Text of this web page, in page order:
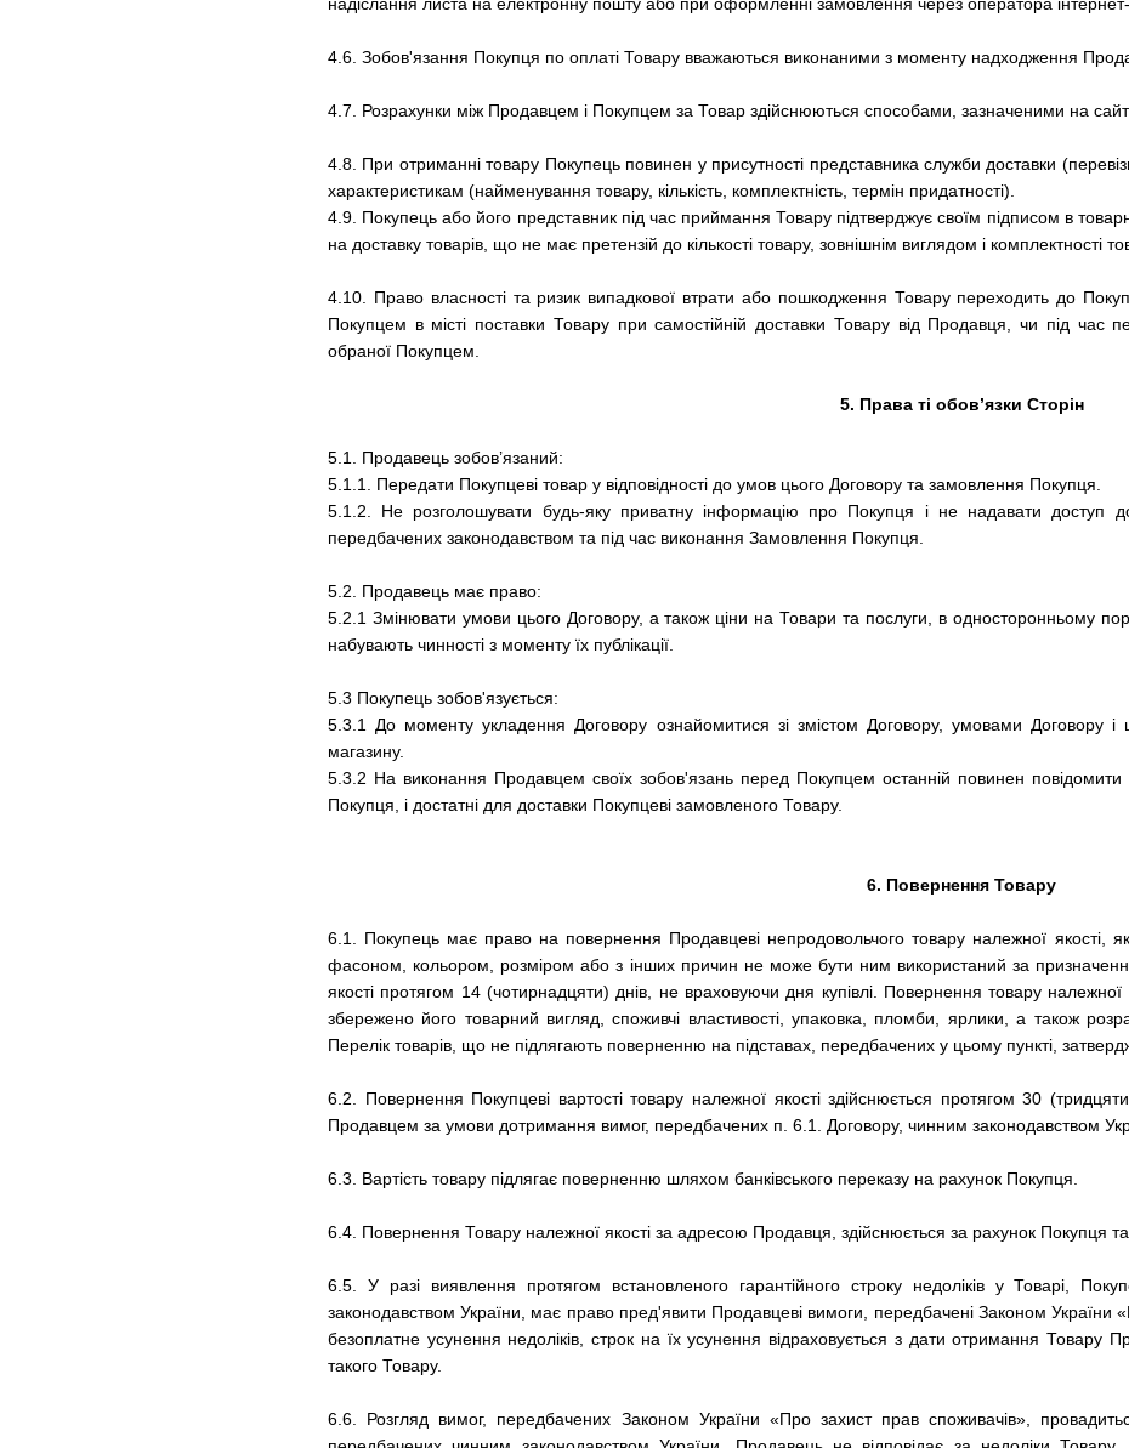
4.6. Зобов'язання Покупця по оплаті Товару вважаються виконаними з моменту надходження
4.7. Розрахунки між Продавцем і Покупцем за Товар здійснюються способами, зазначеними на
4.8. При отриманні товару Покупець повинен у присутності представника служби доставки
характеристикам (найменування товару, кількість, комплектність, термін придатності).
4.9. Покупець або його представник під час приймання Товару підтверджує своїм підписом в
на доставку товарів, що не має претензій до кількості товару, зовнішнім виглядом і комплектності
4.10. Право власності та ризик випадкової втрати або пошкодження Товару переходить до
Покупцем в місті поставки Товару при самостійній доставки Товару від Продавця, чи під час
обраної Покупцем.
5. Права ті обов’язки Сторін
5.1. Продавець зобов’язаний:
5.1.1. Передати Покупцеві товар у відповідності до умов цього Договору та замовлення Покупця.
5.1.2. Не розголошувати будь-яку приватну інформацію про Покупця і не надавати доступ до
передбачених законодавством та під час виконання Замовлення Покупця.
5.2. Продавець має право:
5.2.1 Змінювати умови цього Договору, а також ціни на Товари та послуги, в односторонньому
набувають чинності з моменту їх публікації.
5.3 Покупець зобов'язується:
5.3.1 До моменту укладення Договору ознайомитися зі змістом Договору, умовами Договору
магазину.
5.3.2 На виконання Продавцем своїх зобов'язань перед Покупцем останній повинен повідомити
Покупця, і достатні для доставки Покупцеві замовленого Товару.
6. Повернення Товару
6.1. Покупець має право на повернення Продавцеві непродовольчого товару належної
фасоном, кольором, розміром або з інших причин не може бути ним використаний за
якості протягом 14 (чотирнадцяти) днів, не враховуючи дня купівлі. Повернення товару
збережено його товарний вигляд, споживчі властивості, упаковка, пломби, ярлики, а також
Перелік товарів, що не підлягають поверненню на підставах, передбачених у цьому пункті,
6.2. Повернення Покупцеві вартості товару належної якості здійснюється протягом 30
Продавцем за умови дотримання вимог, передбачених п. 6.1. Договору, чинним законодавством
6.3. Вартість товару підлягає поверненню шляхом банківського переказу на рахунок Покупця.
6.4. Повернення Товару належної якості за адресою Продавця, здійснюється за рахунок Покупця
6.5. У разі виявлення протягом встановленого гарантійного строку недоліків у Товарі,
законодавством України, має право пред'явити Продавцеві вимоги, передбачені Законом України
безоплатне усунення недоліків, строк на їх усунення відраховується з дати отримання
такого Товару.
6.6. Розгляд вимог, передбачених Законом України «Про захист прав споживачів»,